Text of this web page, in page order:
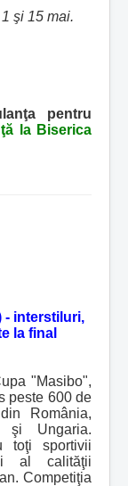
şi 15 mai.
pentru
la Biserica
- interstiluri,
la final
"Masibo",
peste 600 de
România,
şi Ungaria.
toţi sportivii
al calităţii
Competiţia